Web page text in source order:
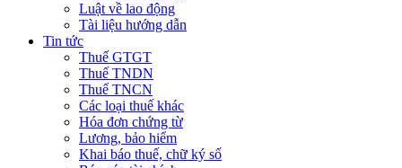
Luật về lao động
Tài liệu hướng dẫn
Tin tức
Thuế GTGT
Thuế TNDN
Thuế TNCN
Các loại thuế khác
Hóa đơn chứng từ
Lương, bảo hiểm
Khai báo thuế, chữ ký số